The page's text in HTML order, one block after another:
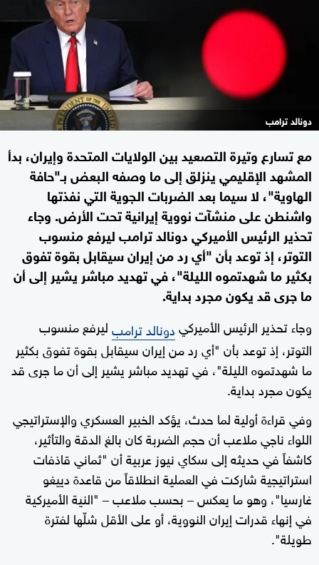
دونالد ترامب
مع تسارع وتيرة التصعيد بين الولايات المتحدة وإيران، بدأ
المشهد الإقليمي ينزلق إلى ما وصفه البعض بـ"حافة
الهاوية"، لا سيما بعد الضربات الجوية التي نفذتها
واشنطن على منشآت نووية إيرانية تحت الأرض. وجاء
تحذير الرئيس الأميركي دونالد ترامب ليرفع منسوب
التوتر، إذ توعد بأن "أي رد من إيران سيقابل بقوة تفوق
بكثير ما شهدتموه الليلة"، في تهديد مباشر يشير إلى أن
ما جرى قد يكون مجرد بداية.
وجاء تحذير الرئيس الأميركيدونالد ترامبليرفع منسوب
التوتر، إذ توعد بأن "أي رد من إيران سيقابل بقوة تفوق بكثير
ما شهدتموه الليلة"، في تهديد مباشر يشير إلى أن ما جرى قد
يكون مجرد بداية.
وفي قراءة أولية لما حدث، يؤكد الخبير العسكري والإستراتيجي
اللواء ناجي ملاعب أن حجم الضربة كان بالغ الدقة والتأثير،
كاشفاً في حديثه إلى سكاي نيوز عربية أن "ثماني قاذفات
استراتيجية شاركت في العملية انطلاقاً من قاعدة دييغو
غارسيا"، وهو ما يعكس – بحسب ملاعب – "النية الأميركية
في إنهاء قدرات إيران النووية، أو على الأقل شلّها لفترة
طويلة".